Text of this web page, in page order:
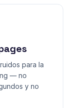
para la
— no
y no